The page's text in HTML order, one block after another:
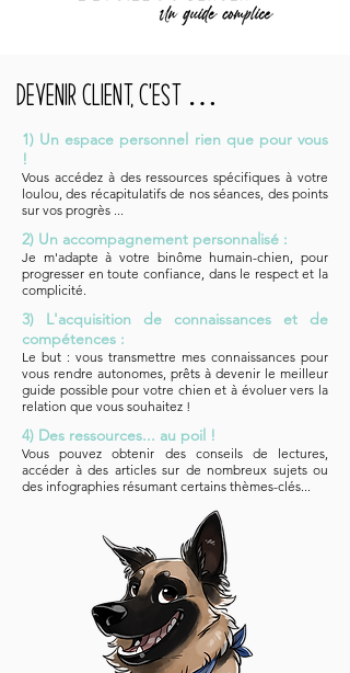
Devenir CLIENT, C'est …
1) Un espace personnel​ rien que pour vous
!
Vous accédez à des ressources spécifiques à votre
loulou, des récapitulatifs de nos séances, des points
sur vos progrès ...
2) Un accompagnement personnalisé :
Je m'adapte à votre binôme humain-chien, pour
progresser en toute confiance, dans le respect et la
complicité.
3) L'acquisition de connaissances et de
compétences :
Le but : vous transmettre mes connaissances pour
vous rendre autonomes, prêts à devenir le meilleur
guide possible pour votre chien et à évoluer vers la
relation que vous souhaitez !
4) Des ressources... au poil !
Vous pouvez obtenir des conseils de lectures,
accéder à des articles sur de nombreux sujets ou
des infographies résumant certains thèmes-clés...